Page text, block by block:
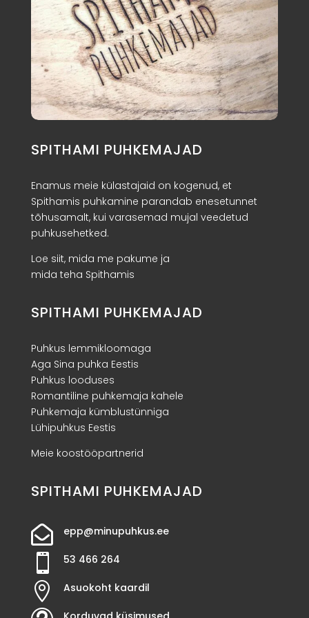
SPITHAMI PUHKEMAJAD
Enamus meie külastajaid on kogenud, et
Spithamis puhkamine parandab enesetunnet
tõhusamalt, kui varasemad mujal veedetud
puhkusehetked.
Loe siit, mida me pakume ja
mida teha Spithamis
SPITHAMI PUHKEMAJAD
Puhkus lemmikloomaga
Aga Sina puhka Eestis
Puhkus looduses
Romantiline puhkemaja kahele
Puhkemaja kümblustünniga
Lühipuhkus Eestis
Meie koostööpartnerid
SPITHAMI PUHKEMAJAD
 epp@minupuhkus.ee
 53 466 264
 Asuokoht kaardil